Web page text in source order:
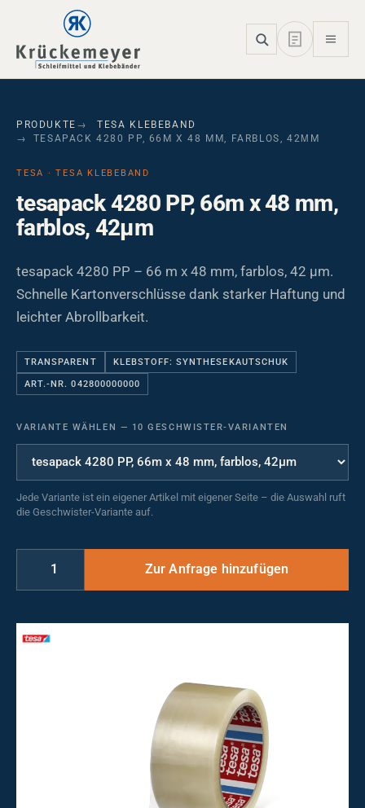
Skip to main navigation
Skip to main content
Skip to page footer
PRODUKTE
TESA KLEBEBAND
TESAPACK 4280 PP, 66M X 48 MM, FARBLOS, 42ΜM
TESA · TESA KLEBEBAND
tesapack 4280 PP, 66m x 48 mm,
farblos, 42µm
tesapack 4280 PP – 66 m x 48 mm, farblos, 42 µm.
Schnelle Kartonverschlüsse dank starker Haftung und
leichter Abrollbarkeit.
TRANSPARENT KLEBSTOFF: SYNTHESEKAUTSCHUK
ART.-NR. 042800000000
VARIANTE WÄHLEN — 10 GESCHWISTER-VARIANTEN
Jede Variante ist ein eigener Artikel mit eigener Seite – die Auswahl ruft
die Geschwister-Variante auf.